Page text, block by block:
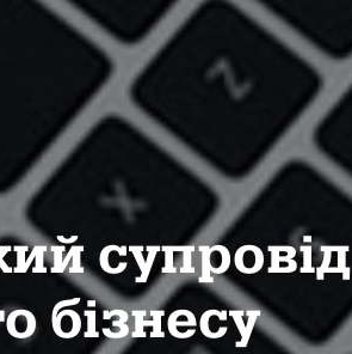
супровід
бізнесу